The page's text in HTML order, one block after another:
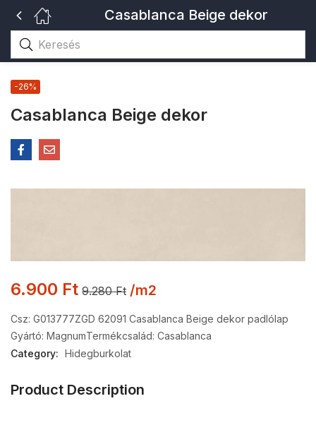
Casablanca Beige dekor
Casablanca Beige dekor
-26%
6.900 Ft 9.280Ft /m2
Csz: G013777ZGD 62091 Casablanca Beige dekor padlólap
Gyártó: MagnumTermékcsalád: Casablanca
Category:
Hidegburkolat
Product Description